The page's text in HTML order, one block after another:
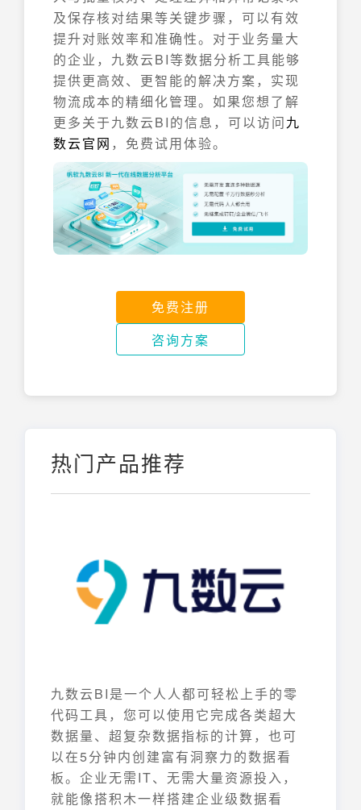
及保存核对结果等关键步骤，可以有效
提升对账效率和准确性。对于业务量大
的企业，九数云BI等数据分析工具能够
提供更高效、更智能的解决方案，实现
物流成本的精细化管理。如果您想了解
更多关于九数云BI的信息，可以访问九
数云官网 ，免费试用体验。
免费注册
咨询方案
热门产品推荐
九数云BI是一个人人都可轻松上手的零
代码工具，您可以使用它完成各类超大
数据量、超复杂数据指标的计算，也可
以在5分钟内创建富有洞察力的数据看
板。企业无需IT、无需大量资源投入，
就能像搭积木一样搭建企业级数据看